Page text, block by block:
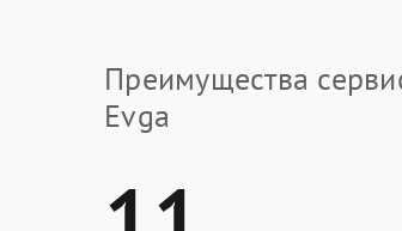
Преимущества
Evga